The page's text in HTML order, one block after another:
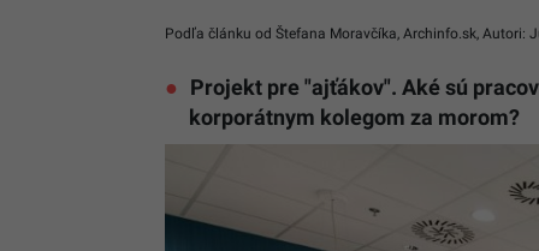
Podľa článku od Štefana Moravčíka, Archinfo.sk, Autori:
Projekt pre "ajťákov". Aké sú
korporátnym kolegom za morom?